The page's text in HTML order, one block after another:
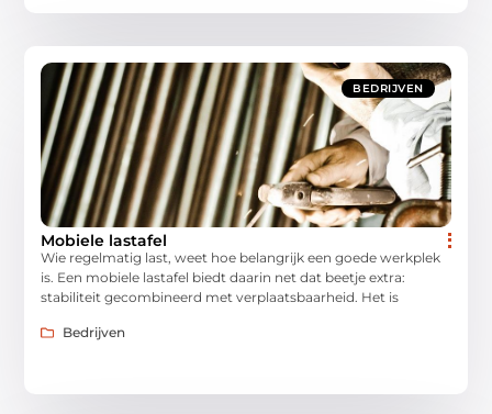
BEDRIJVEN
Mobiele lastafel
Wie regelmatig last, weet hoe belangrijk een goede werkplek
is. Een mobiele lastafel biedt daarin net dat beetje extra:
stabiliteit gecombineerd met verplaatsbaarheid. Het is
Bedrijven